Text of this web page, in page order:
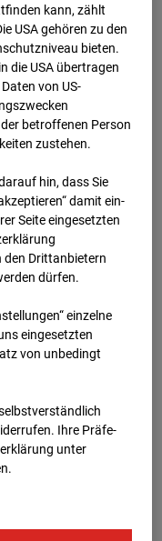
kann, zählt
USA gehören zu den
bieten.
die USA übertragen
von US-
betroffenen Person
zustehen.
hin, dass Sie
damit ein­
Seite eingesetzten
den Drittanbietern
dürfen.
einzelne
eingesetzten
von unbedingt
Ihre Prä­fe­
unter